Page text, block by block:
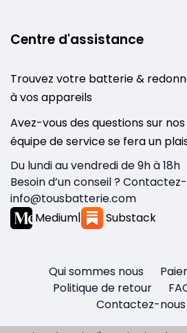
Centre d'assistance
Trouvez votre batterie &
à vos appareils
Avez-vous des questions sur
équipe de service se fera un
Du lundi au vendredi de 9h à 18h
Besoin d’un conseil ?
info@tousbatterie.com
Medium| Substack
Qui sommes nous
Politique de retour
Contactez-nous